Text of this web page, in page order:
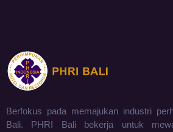
Berfokus pada memajukan industri
Bali. PHRI Bali bekerja untuk